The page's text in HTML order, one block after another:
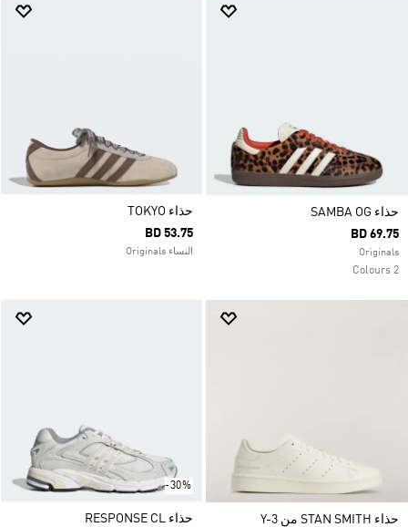
حذاء SAMBA OG
BD 69.75
Originals
2 Colours
حذاء TOKYO
BD 53.75
النساء Originals
حذاء STAN SMITH من Y-3
-30%
حذاء RESPONSE CL